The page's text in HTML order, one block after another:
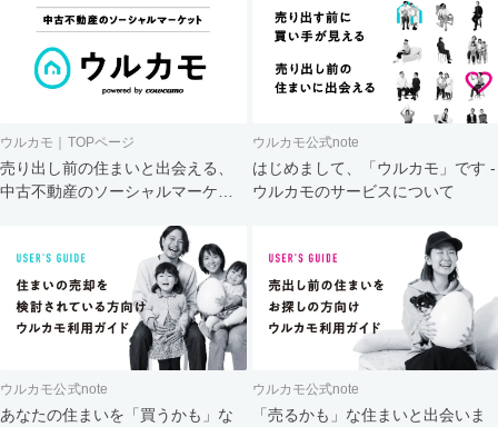
ウルカモ｜TOPページ
売り出し前の住まいと出会える、
中古不動産のソーシャルマーケッ
ウルカモ公式note
はじめまして、「ウルカモ」です -
ウルカモのサービスについて
ウルカモ公式note
あなたの住まいを「買うかも」な
ウルカモ公式note
「売るかも」な住まいと出会いま